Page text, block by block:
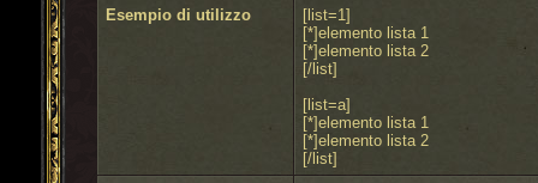
Esempio di utilizzo
[list=1]
[*]elemento lista 1
[*]elemento lista 2
[/list]
[list=a]
[*]elemento lista 1
[*]elemento lista 2
[/list]